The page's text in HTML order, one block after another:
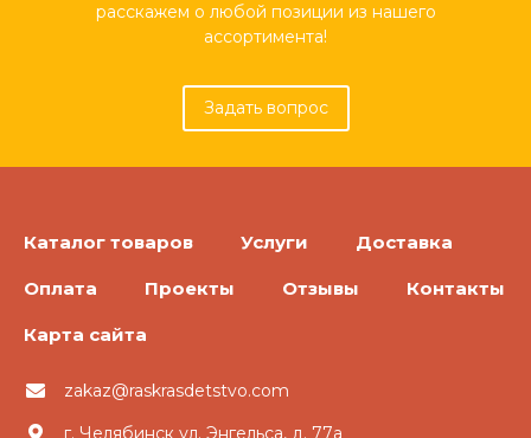
расскажем о любой позиции из нашего
ассортимента!
Задать вопрос
Каталог товаров Услуги Доставка
Оплата Проекты Отзывы Контакты
Карта сайта
zakaz@raskrasdetstvo.com
г. Челябинск ул. Энгельса, д. 77а